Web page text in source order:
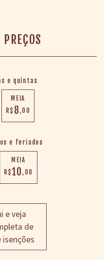
e quintas
MEIA
R$ 8,00
e feriados
MEIA
R$10,00
e veja
de